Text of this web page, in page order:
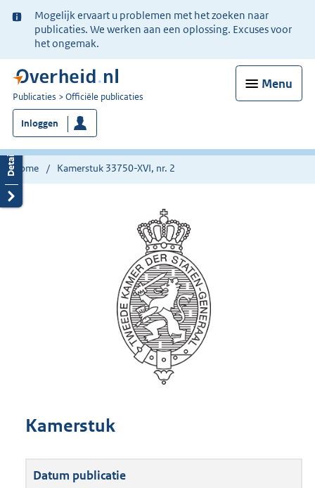
Ter
informatie:
Mogelijk ervaart u problemen met het zoeken naar
publicaties. We werken aan een oplossing. Excuses voor
het ongemak.
Menu
U
bent
nu
hier:
Publicaties Officiële publicaties
Inloggen
Home Kamerstuk 33750-XVI, nr. 2
Kamerstuk